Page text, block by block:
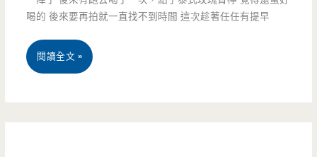
店
面，
喝的 後來要再拍就一直找不到時間 這次趁著任任有提早
桃
閱讀全文 »